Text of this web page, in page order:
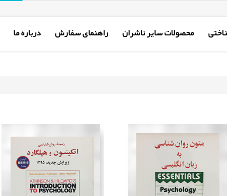
محصولات سایر ناشران راهنمای سفارش درباره ما